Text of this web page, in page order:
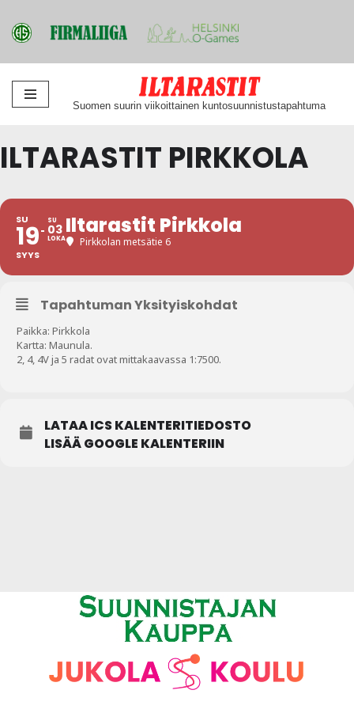
Siirry
Suomen suurin viikoittainen kuntosuunnistustapahtuma
ILTARASTIT PIRKKOLA
SU
19
SYYS
SU
03
LOKA
Iltarastit Pirkkola
Pirkkolan metsätie 6
Tapahtuman Yksityiskohdat
Paikka: Pirkkola
Kartta: Maunula.
2, 4, 4V ja 5 radat ovat mittakaavassa 1:7500.
LATAA ICS KALENTERITIEDOSTO
LISÄÄ GOOGLE KALENTERIIN